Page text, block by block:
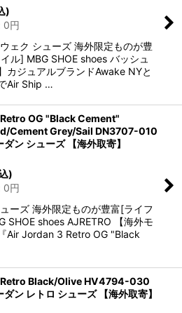
)
0円
ェク シューズ 海外限定ものが豊
ル] MBG SHOE shoes バッシュ
カジュアルブランドAwake NYと
Air Ship …
OG "Black Cement"
Cement Grey/Sail DN3707-010
ン シューズ 【海外取寄】
)
0円
ーズ 海外限定ものが豊富[ライフ
SHOE shoes AJRETRO 【海外モ
Air Jordan 3 Retro OG "Black
Black/Olive HV4794-030
ン レトロ シューズ 【海外取寄】